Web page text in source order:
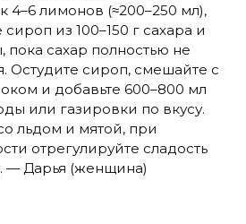
4–6 лимонов (≈200–250 мл),
сироп из 100–150 г сахара и
пока сахар полностью не
Остудите сироп, смешайте с
и добавьте 600–800 мл
или газировки по вкусу.
льдом и мятой, при
отрегулируйте сладость
— Дарья (женщина)